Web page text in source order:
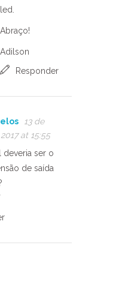
led.
Abraço!
Adilson
Responder
13 de
at 15:55
deveria ser o
de saída